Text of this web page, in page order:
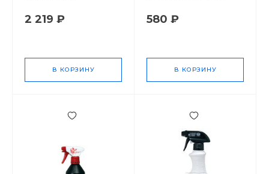
750мл 184050
2 219 ₽
В КОРЗИНУ
580 ₽
В КОРЗИНУ